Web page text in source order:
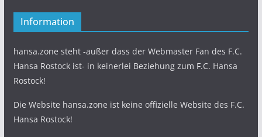
Information
hansa.zone steht -außer dass der Webmaster Fan des F.C.
Hansa Rostock ist- in keinerlei Beziehung zum F.C. Hansa
Rostock!
Die Website hansa.zone ist keine offizielle Website des F.C.
Hansa Rostock!